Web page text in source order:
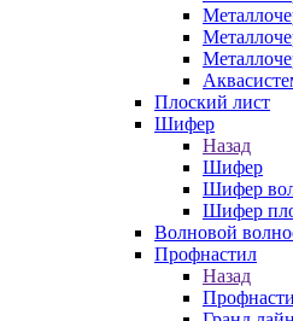
Плоский лист
Шифер
Назад
Шифер
Шифер
Шифер
Волновой
Профнастил
Назад